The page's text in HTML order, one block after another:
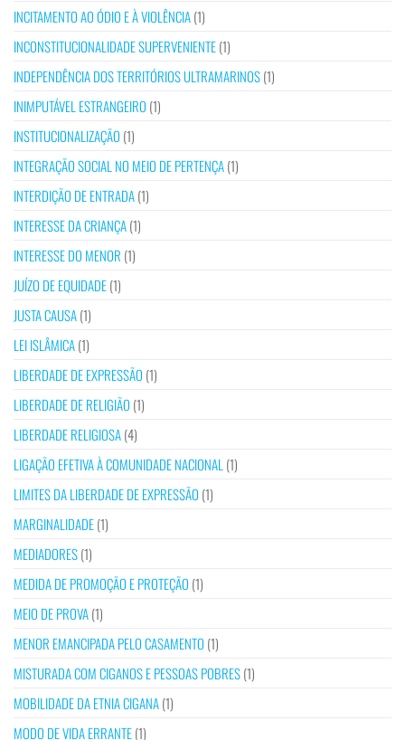
INCITAMENTO AO ÓDIO E À VIOLÊNCIA(1)
INCONSTITUCIONALIDADE SUPERVENIENTE(1)
INDEPENDÊNCIA DOS TERRITÓRIOS ULTRAMARINOS(1)
INIMPUTÁVEL ESTRANGEIRO (1)
INSTITUCIONALIZAÇÃO (1)
INTEGRAÇÃO SOCIAL NO MEIO DE PERTENÇA(1)
INTERDIÇÃO DE ENTRADA(1)
INTERESSE DA CRIANÇA(1)
INTERESSE DO MENOR (1)
JUÍZO DE EQUIDADE(1)
JUSTA CAUSA(1)
LEI ISLÂMICA(1)
LIBERDADE DE EXPRESSÃO (1)
LIBERDADE DE RELIGIÃO (1)
LIBERDADE RELIGIOSA(4)
LIGAÇÃO EFETIVA À COMUNIDADE NACIONAL (1)
LIMITES DA LIBERDADE DE EXPRESSÃO (1)
MARGINALIDADE(1)
MEDIADORES(1)
MEDIDA DE PROMOÇÃO E PROTEÇÃO (1)
MEIO DE PROVA(1)
MENOR EMANCIPADA PELO CASAMENTO (1)
MISTURADA COM CIGANOS E PESSOAS POBRES(1)
MOBILIDADE DA ETNIA CIGANA(1)
MODO DE VIDA ERRANTE(1)